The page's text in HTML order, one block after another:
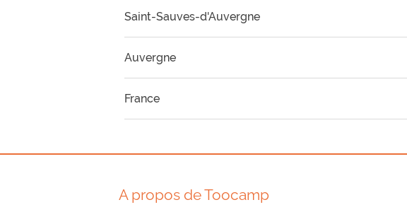
Saint-Sauves-d'Auvergne
Auvergne
France
A propos de Toocamp